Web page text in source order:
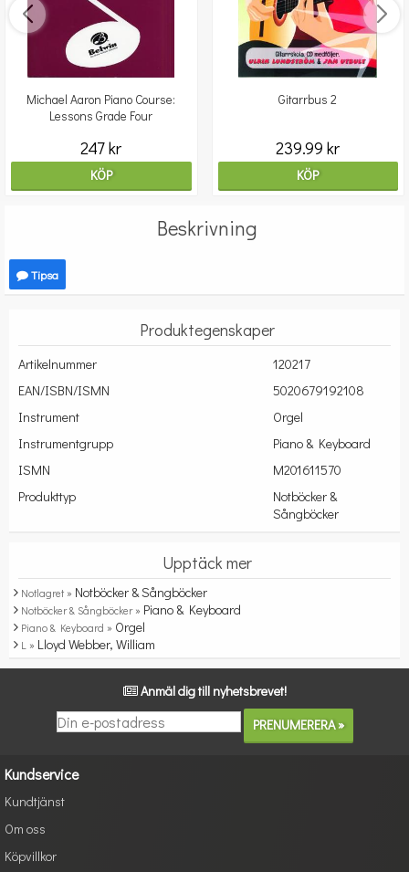
Michael Aaron Piano Course:
Lessons Grade Four
247 kr
KÖP
Gitarrbus 2
239.99 kr
KÖP
Beskrivning
Tipsa
Produktegenskaper
Artikelnummer
120217
EAN/ISBN/ISMN
5020679192108
Instrument
Orgel
Instrumentgrupp
Piano & Keyboard
ISMN
M201611570
Produkttyp
Notböcker &
Sångböcker
Upptäck mer
Notlagret » Notböcker & Sångböcker
Notböcker & Sångböcker » Piano & Keyboard
Piano & Keyboard » Orgel
L » Lloyd Webber, William
Anmäl dig till nyhetsbrevet!
Kundservice
Kundtjänst
Om oss
Köpvillkor